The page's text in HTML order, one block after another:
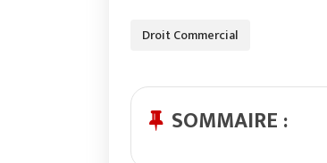
Droit Commercial
SOMMAIRE :